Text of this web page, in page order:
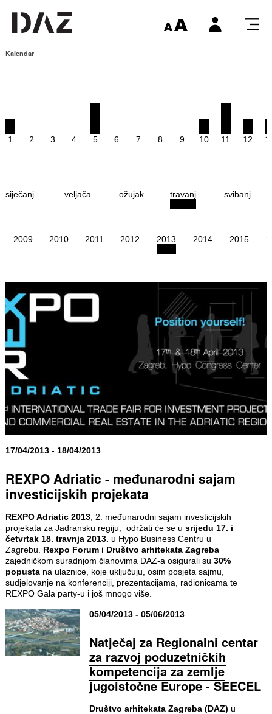
Kalendar
1 2 3 4 5 6 7 8 9 10 11 12
siječanj veljača ožujak travanj svibanj
2009 2010 2011 2012 2013 2014 2015
17/04/2013 - 18/04/2013
REXPO Adriatic - međunarodni sajam
investicijskih projekata
REXPO Adriatic 2013, 2. međunarodni sajam investicijskih
projekata za Jadransku regiju, održati će se u srijedu 17. i
četvrtak 18. travnja 2013. u Hypo Business Centru u
Zagrebu. Rexpo Forum i Društvo arhitekata Zagreba
zajedničkom suradnjom članovima DAZ-a osigurali su 30%
popusta na ulaznice, koje uključuju, osim posjeta sajmu,
sudjelovanje na konferenciji, prezentacijama, radionicama te
REXPO Gala party-u i još mnogo više.
05/04/2013 - 05/06/2013
Natječaj za Regionalni centar
za razvoj poduzetničkih
kompetencija za zemlje
jugoistočne Europe - SEECEL
Društvo arhitekata Zagreba (DAZ) u